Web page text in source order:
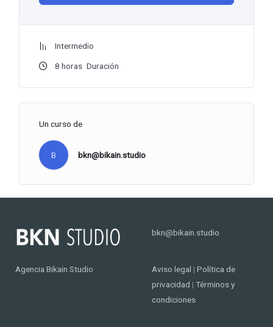
Intermedio
8 horas Duración
Un curso de
B bkn@bikain.studio
bkn@bikain.studio
Agencia Bikain Studio Aviso legal | Política de
privacidad | Términos y
condiciones